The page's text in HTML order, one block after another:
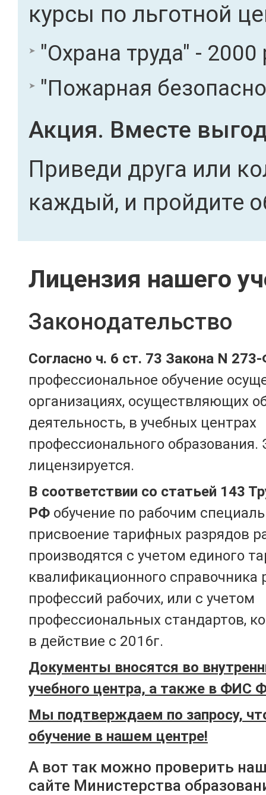
курсы по льготной
"Охрана труда" - 2000
"Пожарная
Акция. Вместе
Приведи друга или
каждый, и пройдите
Лицензия нашего
Законодательство
Согласно ч. 6 ст. 73 Закона N
профессиональное обучение
организациях, осуществляющих
деятельность, в учебных центрах
профессионального образования.
лицензируется.
В соответствии со статьей 143
РФ обучение по рабочим
присвоение тарифных разрядов
производятся с учетом единого
квалификационного справочника
профессий рабочих, или с учетом
профессиональных стандартов,
в действие с 2016г.
Документы вносятся во
учебного центра, а также в ФИС
Мы подтверждаем по запросу,
обучение в нашем центре!
А вот так можно проверить
сайте Министерства